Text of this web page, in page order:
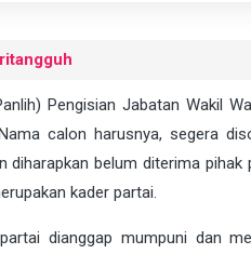
Pengisian Jabatan Wakil
calon harusnya, segera
diharapkan belum diterima
kader partai.
dianggap mumpuni dan